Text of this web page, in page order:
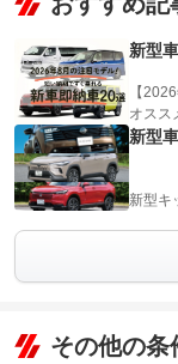
新型
【
オスス
新型
新型キ
その他の条